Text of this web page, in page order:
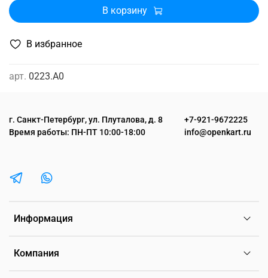
В избранное
арт. 0223.A0
В корзину
Информация
Компания
г. Санкт-Петербург, ул. Плуталова, д. 8
Время работы: ПН-ПТ 10:00-18:00
+7-921-9672225
info@openkart.ru